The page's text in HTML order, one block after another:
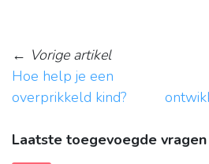
← Vorige artikel
Hoe help je een
overprikkeld kind?
Laatste toegevoegde vragen